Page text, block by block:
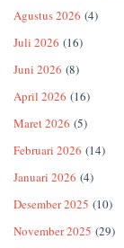
Agustus 2026 (4)
Juli 2026 (16)
Juni 2026 (8)
April 2026 (16)
Maret 2026 (5)
Februari 2026 (14)
Januari 2026 (4)
Desember 2025 (10)
November 2025 (29)